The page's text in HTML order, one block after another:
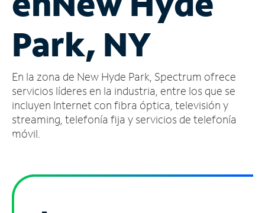
cuenta
Encuentra
tienda
Park, NY
En la zona de New Hyde Park, Spectrum ofrece
servicios líderes en la industria, entre los que se
incluyen Internet con fibra óptica, televisión y
streaming, telefonía fija y servicios de telefonía
móvil.